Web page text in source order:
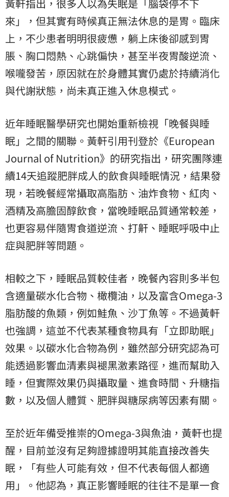
黃軒指出，很多人以為失眠是「腦袋停不下
來」，但其實有時候真正無法休息的是胃。臨床
上，不少患者明明很疲憊，躺上床後卻感到胃
脹、胸口悶熱、心跳偏快，甚至半夜胃酸逆流、
喉嚨發苦，原因就在於身體其實仍處於持續消化
與代謝狀態，尚未真正進入休息模式。
近年睡眠醫學研究也開始重新檢視「晚餐與睡
眠」之間的關聯。黃軒引用刊登於《European
Journal of Nutrition》的研究指出，研究團隊連
續14天追蹤肥胖成人的飲食與睡眠情況，結果發
現，若晚餐經常攝取高脂肪、油炸食物、紅肉、
酒精及高膽固醇飲食，當晚睡眠品質通常較差，
也更容易伴隨胃食道逆流、打鼾、睡眠呼吸中止
症與肥胖等問題。
相較之下，睡眠品質較佳者，晚餐內容則多半包
含適量碳水化合物、橄欖油，以及富含Omega-3
脂肪酸的魚類，例如鮭魚、沙丁魚等。不過黃軒
也強調，這並不代表某種食物具有「立即助眠」
效果。以碳水化合物為例，雖然部分研究認為可
能透過影響血清素與褪黑激素路徑，進而幫助入
睡，但實際效果仍與攝取量、進食時間、升糖指
數，以及個人體質、肥胖與糖尿病等因素有關。
至於近年備受推崇的Omega-3與魚油，黃軒也提
醒，目前並沒有足夠證據證明其能直接改善失
眠，「有些人可能有效，但不代表每個人都適
用」。他認為，真正影響睡眠的往往不是單一食